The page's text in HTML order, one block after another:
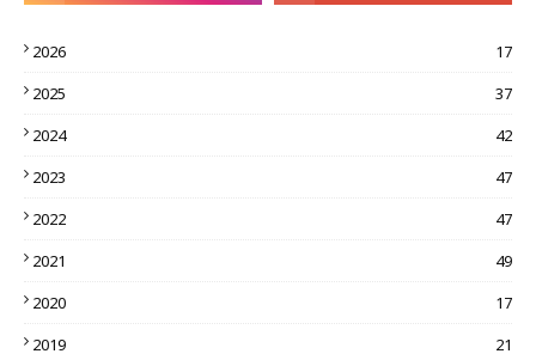
2026
17
2025
37
2024
42
2023
47
2022
47
2021
49
2020
17
2019
21